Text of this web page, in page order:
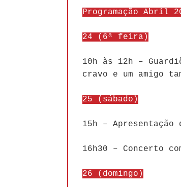
Programação Abril
24 (6ª feira)
10h às 12h –
cravo e um amigo
25 (sábado)
15h –
16h30 – Concerto
26 (domingo)